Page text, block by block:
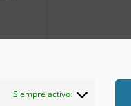
Siempre activo